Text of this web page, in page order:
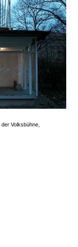
Volksbühne,